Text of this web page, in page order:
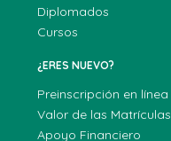
Diplomados
Cursos
¿ERES NUEVO?
Preinscripción en línea
Valor de las Matrículas
Apoyo Financiero